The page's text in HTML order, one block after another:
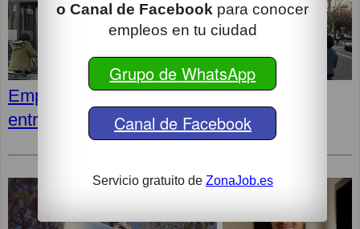
o Canal de Facebook para conocer
empleos en tu ciudad
Grupo de WhatsApp
Canal de Facebook
Servicio gratuito de ZonaJob.es
Empleos en LIDL: Cómo superar la
entrevista y opiniones de los empleados